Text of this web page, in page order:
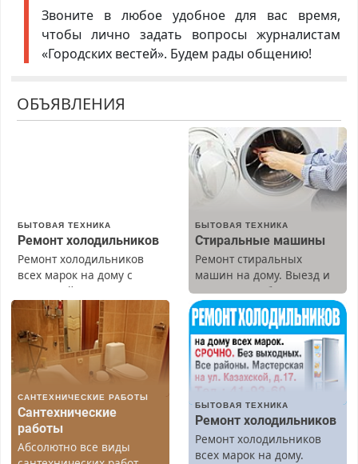
Звоните в любое удобное для вас время,
чтобы лично задать вопросы журналистам
«Городских вестей». Будем рады общению!
ОБЪЯВЛЕНИЯ
БЫТОВАЯ ТЕХНИКА
Ремонт холодильников
Ремонт холодильников
всех марок на дому с
гарантией. Замена
резины. Качественно.
Недорого. Без выходных.
Все районы. Скидка.
Вызов бесплатный.
БЫТОВАЯ ТЕХНИКА
Стиральные машины
Ремонт стиральных
машин на дому. Выезд и
диагностика бесплатно.
Предусмотрены скидки.
САНТЕХНИЧЕСКИЕ РАБОТЫ
Сантехнические
работы
Абсолютно все виды
БЫТОВАЯ ТЕХНИКА
Ремонт холодильников
Ремонт холодильников
всех марок на дому.